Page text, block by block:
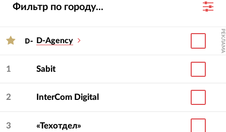
Фильтр по городу...
D-Agency РЕКЛАМА
1 Sabit
2 InterCom Digital
3 «Техотдел»